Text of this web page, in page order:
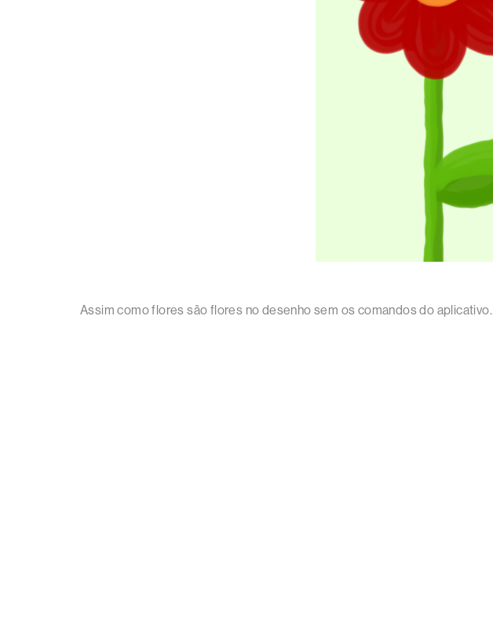
Assim como flores são flores no desenho sem os comandos do aplicativo.